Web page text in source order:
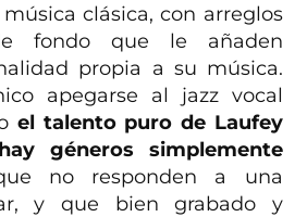
clásica, con arreglos
fondo que le añaden
propia a su música.
apegarse al jazz vocal
el talento puro de Laufey
géneros simplemente
no responden a una
y que bien grabado y